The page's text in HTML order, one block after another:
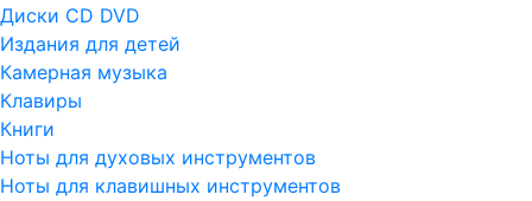
Диски CD DVD
Издания для детей
Камерная музыка
Клавиры
Книги
Ноты для духовых инструментов
Ноты для клавишных инструментов